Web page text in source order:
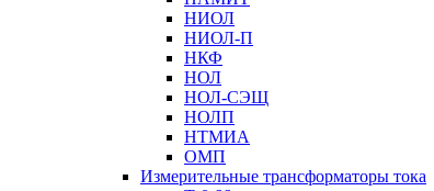
НИОЛ
НИОЛ-П
НКФ
НОЛ
НОЛ-СЭЩ
НОЛП
НТМИА
ОМП
Измерительные трансформаторы тока